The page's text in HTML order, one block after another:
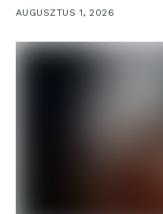
AUGUSZTUS 1, 2026